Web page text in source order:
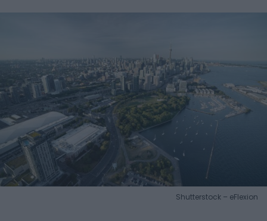
Shutterstock – eFlexion